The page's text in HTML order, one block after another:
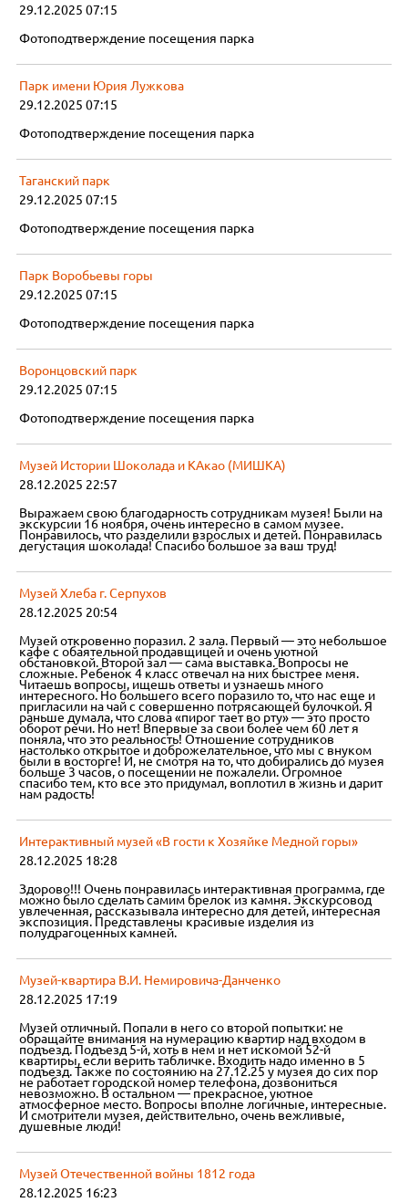
29.12.2025 07:15
Фотоподтверждение посещения парка
Парк имени Юрия Лужкова
29.12.2025 07:15
Фотоподтверждение посещения парка
Таганский парк
29.12.2025 07:15
Фотоподтверждение посещения парка
Парк Воробьевы горы
29.12.2025 07:15
Фотоподтверждение посещения парка
Воронцовский парк
29.12.2025 07:15
Фотоподтверждение посещения парка
Музей Истории Шоколада и КАкао (МИШКА)
28.12.2025 22:57
Выражаем свою благодарность сотрудникам музея! Были на
экскурсии 16 ноября, очень интересно в самом музее.
Понравилось, что разделили взрослых и детей. Понравилась
дегустация шоколада! Спасибо большое за ваш труд!
Музей Хлеба г. Серпухов
28.12.2025 20:54
Музей откровенно поразил. 2 зала. Первый — это небольшое
кафе с обаятельной продавщицей и очень уютной
обстановкой. Второй зал — сама выставка. Вопросы не
сложные. Ребенок 4 класс отвечал на них быстрее меня.
Читаешь вопросы, ищешь ответы и узнаешь много
интересного. Но большего всего поразило то, что нас еще и
пригласили на чай с совершенно потрясающей булочкой. Я
раньше думала, что слова «пирог тает во рту» — это просто
оборот речи. Но нет! Впервые за свои более чем 60 лет я
поняла, что это реальность! Отношение сотрудников
настолько открытое и доброжелательное, что мы с внуком
были в восторге! И, не смотря на то, что добирались до музея
больше 3 часов, о посещении не пожалели. Огромное
спасибо тем, кто все это придумал, воплотил в жизнь и дарит
нам радость!
Интерактивный музей «В гости к Хозяйке Медной горы»
28.12.2025 18:28
Здорово!!! Очень понравилась интерактивная программа, где
можно было сделать самим брелок из камня. Экскурсовод
увлеченная, рассказывала интересно для детей, интересная
экспозиция. Представлены красивые изделия из
полудрагоценных камней.
Музей-квартира В.И. Немировича-Данченко
28.12.2025 17:19
Музей отличный. Попали в него со второй попытки: не
обращайте внимания на нумерацию квартир над входом в
подъезд. Подъезд 5-й, хоть в нем и нет искомой 52-й
квартиры, если верить табличке. Входить надо именно в 5
подъезд. Также по состоянию на 27.12.25 у музея до сих пор
не работает городской номер телефона, дозвониться
невозможно. В остальном — прекрасное, уютное
атмосферное место. Вопросы вполне логичные, интересные.
И смотрители музея, действительно, очень вежливые,
душевные люди!
Музей Отечественной войны 1812 года
28.12.2025 16:23